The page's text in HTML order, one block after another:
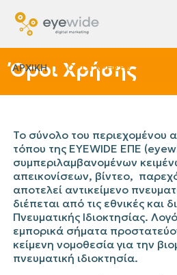
ΑΡΧΙΚΗ ΌΡΟΙ ΧΡΉΣΗΣ
Όροι Χρήσης
Το σύνολο του περιεχομένου
τόπου της EYEWIDE ΕΠΕ
συμπεριλαμβανομένων
απεικονίσεων, βίντεο,
αποτελεί αντικείμενο
διέπεται από τις εθνικές και
Πνευματικής Ιδιοκτησίας.
εμπορικά σήματα
κείμενη νομοθεσία για την
πνευματική ιδιοκτησία.